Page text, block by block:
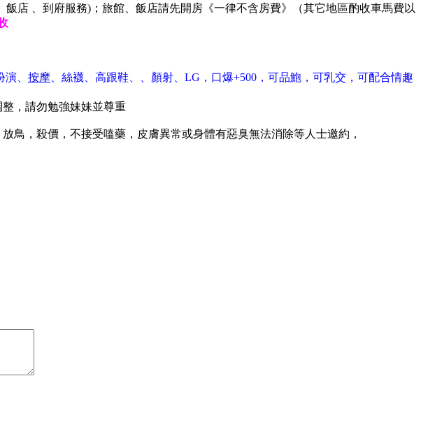
店 、到府服務)；旅館、飯店請先開房《一律不含房費》（其它地區酌收車馬費以
、 按摩 、絲襪、高跟鞋、、顏射、LG，口爆+500，可品鮑，可乳交，可配合情趣
，請勿勉強妹妹並尊重
鳥，殺價，不接受嗑藥，皮膚異常或身體有惡臭無法消除等人士邀約，